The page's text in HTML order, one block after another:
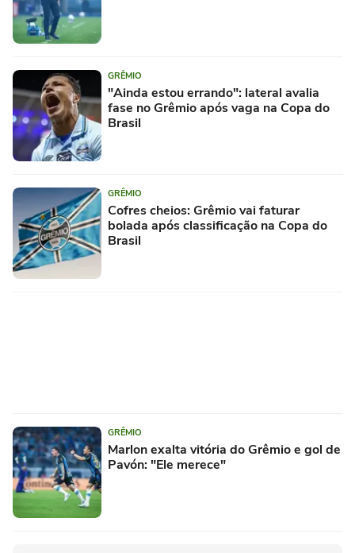
GRÊMIO
"Ainda estou errando": lateral avalia
fase no Grêmio após vaga na Copa do
Brasil
GRÊMIO
Cofres cheios: Grêmio vai faturar
bolada após classificação na Copa do
Brasil
GRÊMIO
Marlon exalta vitória do Grêmio e gol de
Pavón: "Ele merece"